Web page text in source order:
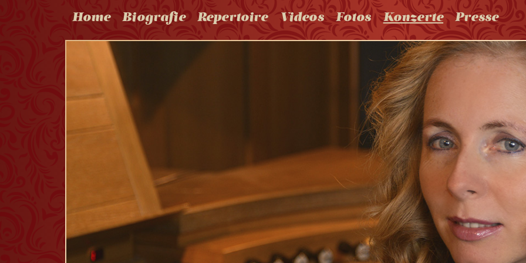
Home Biografie Repertoire Videos Fotos Konzerte Presse